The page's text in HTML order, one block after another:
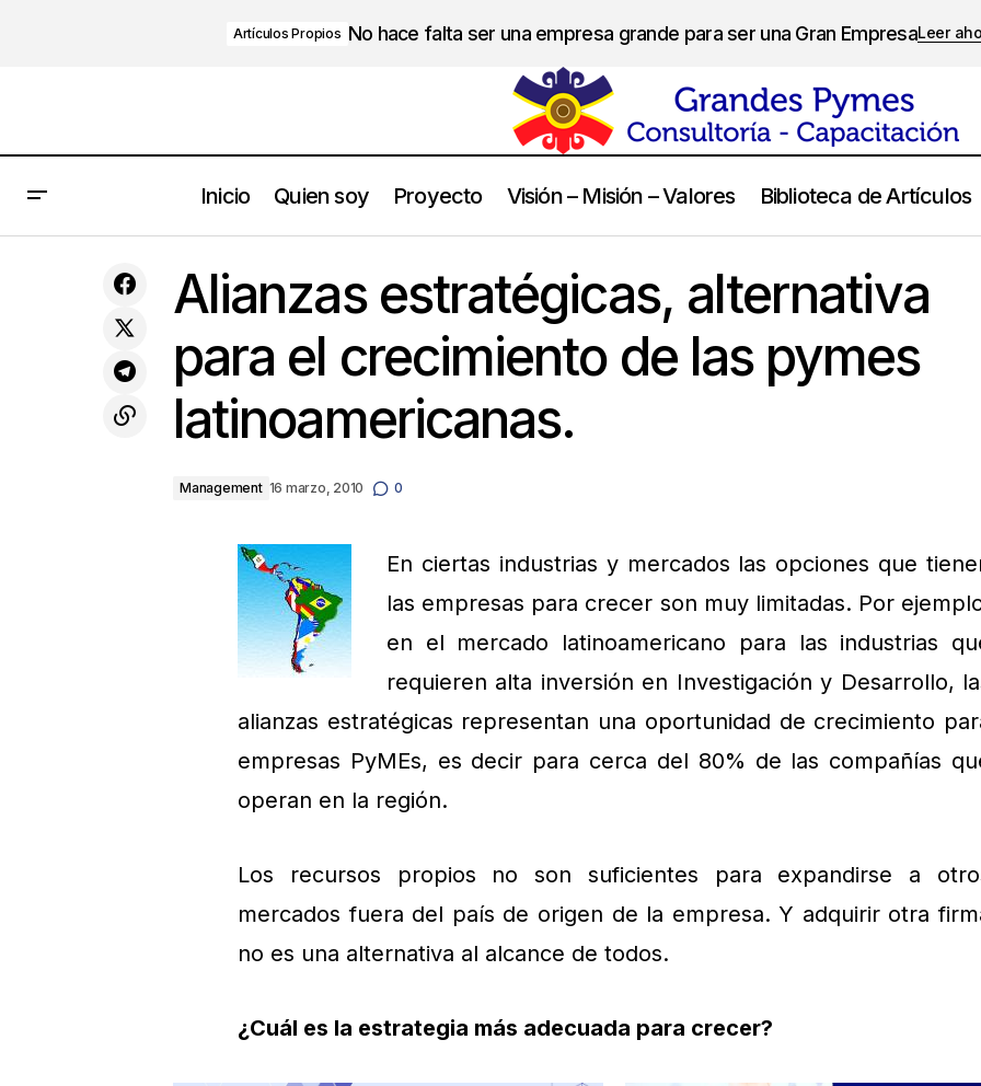
Artículos Propios No hace falta ser una empresa grande para ser una Gran EmpresaLeer
Inicio Quien soy Proyecto Visión – Misión – Valores Biblioteca de Artículos
planearlas correctamente.
Alianzas estratégicas, alternativa para el crecimiento de las pymes
Alianzas estratégicas, alternativa
para el crecimiento de las pymes
latinoamericanas.
Management 16 marzo, 2010 0
En ciertas industrias y mercados las opciones que
las empresas para crecer son muy limitadas. Por
en el mercado latinoamericano para las industrias
requieren alta inversión en Investigación y Desarrollo,
alianzas estratégicas representan una oportunidad de crecimiento
empresas PyMEs, es decir para cerca del 80% de las compañías
operan en la región.
Los recursos propios no son suficientes para expandirse a
mercados fuera del país de origen de la empresa. Y adquirir otra
no es una alternativa al alcance de todos.
¿Cuál es la estrategia más adecuada para crecer?